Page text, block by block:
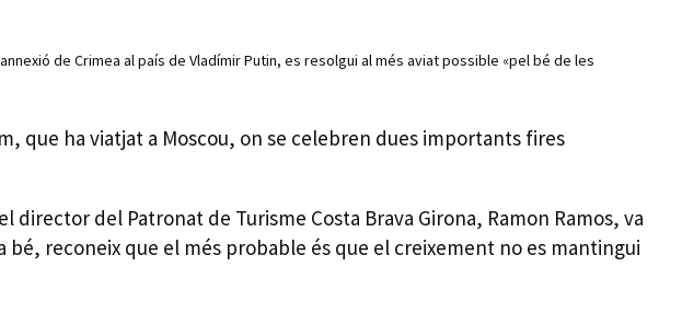
de Crimea al país de Vladímir Putin, es resolgui al més aviat possible «pel bé de les
que ha viatjat a Moscou, on se celebren dues importants fires
del Patronat de Turisme Costa Brava Girona, Ramon Ramos, va
bé, reconeix que el més probable és que el creixement no es mantingui